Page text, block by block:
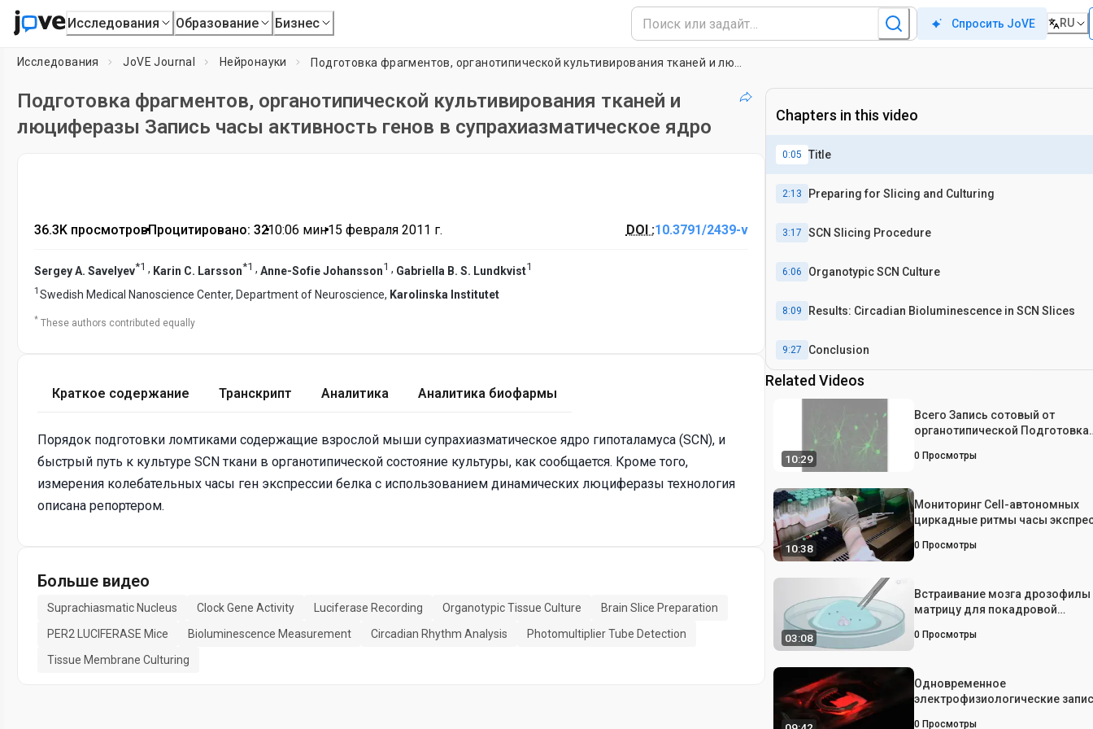
Исследования Образование Бизнес Спросить JoVE RU
Исследования JoVE Journal Нейронауки
Подготовка фрагментов, органотипической культивирования тканей и
люциферазы Запись часы активность генов в супрахиазматическое ядро
36.3K просмотров•Процитировано: 32•10:06 мин•15 февраля 2011 г. DOI :10.3791/2439-v
Sergey A. Savelyev*1 , Karin C. Larsson*1 , Anne-Sofie Johansson1 , Gabriella B. S. Lundkvist1
1 Swedish Medical Nanoscience Center, Department of Neuroscience, Karolinska Institutet
* These authors contributed equally
Краткое содержание Транскрипт Аналитика Аналитика биофармы
Порядок подготовки ломтиками содержащие взрослой мыши супрахиазматическое ядро ​​гипоталамуса (SCN), и
быстрый путь к культуре SCN ткани в органотипической состояние культуры, как сообщается. Кроме того,
измерения колебательных часы ген экспрессии белка с использованием динамических люциферазы технология
описана репортером.
Больше видео
Suprachiasmatic Nucleus Clock Gene Activity Luciferase Recording Organotypic Tissue Culture
Brain Slice Preparation
PER2 LUCIFERASE Mice
Bioluminescence Measurement Circadian Rhythm Analysis
Photomultiplier Tube Detection
Tissue Membrane Culturing
Chapters in this video
0:05 Title
2:13 Preparing for Slicing and Culturing
3:17 SCN Slicing Procedure
6:06 Organotypic SCN Culture
8:09 Results: Circadian Bioluminescence in SCN Slices
9:27 Conclusion
Related Videos
10:29
Всего Запись сотовый от
органотипической Подготовка
0 Просмотры
10:38
Мониторинг Cell-автономных
циркадные ритмы часы
Репортеры Биолюминесценция
0 Просмотры
03:08
Встраивание мозга дрозофилы
матрицу для покадровой
часов
0 Просмотры
Одновременное
электрофизиологические
0 Просмотры